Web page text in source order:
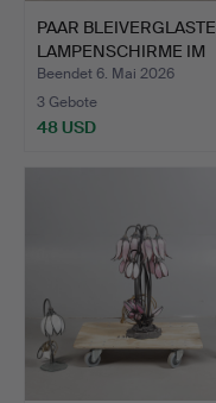
PAAR BLEIVERGLASTE
LAMPENSCHIRME IM
TIFFAN…
Beendet 6. Mai 2026
3 Gebote
48 USD